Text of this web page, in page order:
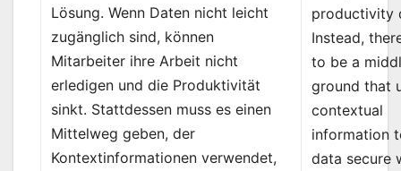
Lösung. Wenn Daten nicht leicht
zugänglich sind, können
Mitarbeiter ihre Arbeit nicht
erledigen und die Produktivität
sinkt. Stattdessen muss es einen
Mittelweg geben, der
Kontextinformationen verwendet,
productivity
Instead,
to be a
ground that
contextual
information
data secure